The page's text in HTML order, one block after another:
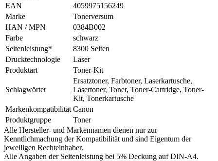
EAN
4059975156249
Marke
Tonerversum
HAN / MPN
0384B002
Farbe
schwarz
Seitenleistung*
8300 Seiten
Drucktechnologie
Laser
Produktart
Toner-Kit
Schlagwörter
Ersatztoner, Farbtoner, Laserkartusche,
Lasertoner, Toner, Toner-Cartridge, Toner-
Kit, Tonerkartusche
Markenkompatibilität Canon
Produktgruppe
Toner
Alle Hersteller- und Markennamen dienen nur zur
Kenntlichmachung der Kompatibilität und sind Eigentum der
jeweiligen Rechteinhaber.
Alle Angaben der Seitenleistung bei 5% Deckung auf DIN-A4.